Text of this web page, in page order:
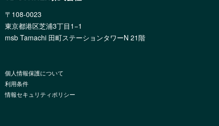
〒108-0023
東京都港区芝浦3丁目1−1
msb Tamachi 田町ステーションタワーN 21階
個人情報保護について
利用条件
情報セキュリティポリシー